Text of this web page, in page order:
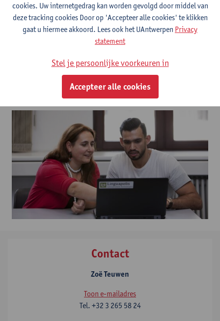
Meer informatie?
Individual Text Coaching
Individual Presentation Coaching
Individual Coaching for Lecturers
Heb je het antwoord op je vraag niet gevonden?
zoe.teuwen@uantwerpen.be
Contact
Zoë Teuwen
Toon e-mailadres
Tel. +32 3 265 58 24
cookies. Uw internetgedrag kan worden gevolgd door middel van
deze tracking cookies Door op 'Accepteer alle cookies' te klikken
gaat u hiermee akkoord. Lees ook het UAntwerpen Privacy
statement
Stel je persoonlijke voorkeuren in
Accepteer alle cookies